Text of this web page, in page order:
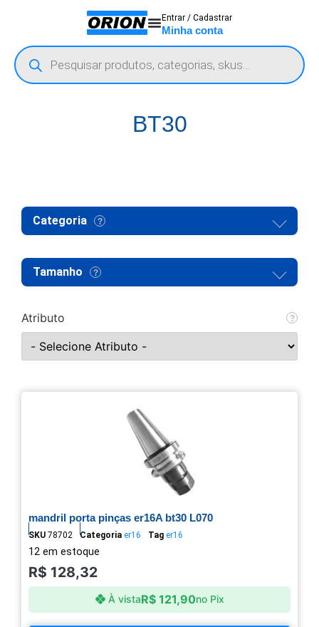
Entrar / Cadastrar
Minha conta
BT30
Categoria
Tamanho
Atributo
mandril porta pinças er16A bt30 L070
SKU 78702 Categoria er16 Tag er16
12 em estoque
R$ 128,32
À vistaR$121,90no Pix